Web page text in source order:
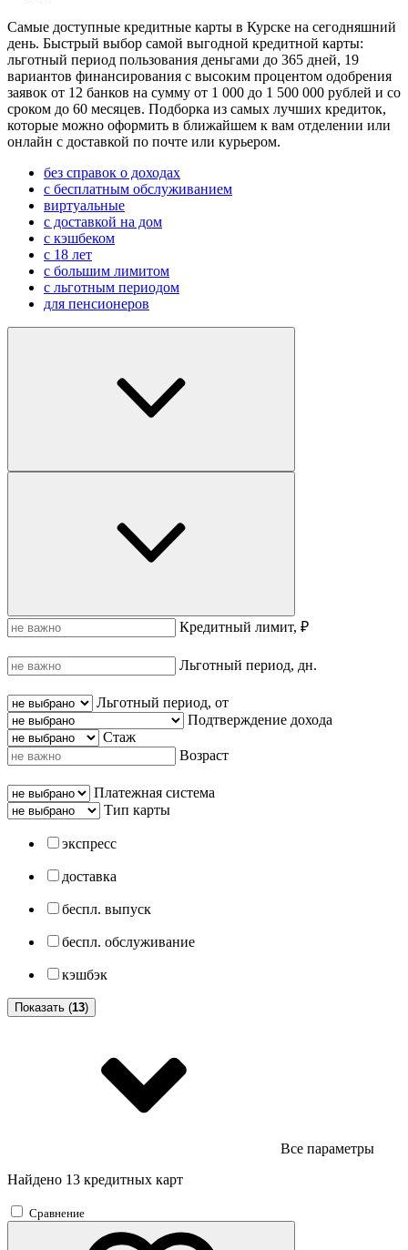
Самые доступные кредитные карты в Курске на сегодняшний
день. Быстрый выбор самой выгодной кредитной карты:
льготный период пользования деньгами до 365 дней, 19
вариантов финансирования с высоким процентом одобрения
заявок от 12 банков на сумму от 1 000 до 1 500 000 рублей и со
сроком до 60 месяцев. Подборка из самых лучших кредиток,
которые можно оформить в ближайшем к вам отделении или
онлайн с доставкой по почте или курьером.
без справок о доходах
с бесплатным обслуживанием
виртуальные
с доставкой на дом
с кэшбеком
с 18 лет
с большим лимитом
с льготным периодом
для пенсионеров
Кредитный лимит, ₽
Льготный период, дн.
Льготный период, от
Подтверждение дохода
Стаж
Возраст
Платежная система
Тип карты
экспресс
доставка
беспл. выпуск
беспл. обслуживание
кэшбэк
Показать (13)
Все параметры
Найдено 13 кредитных карт
Сравнение